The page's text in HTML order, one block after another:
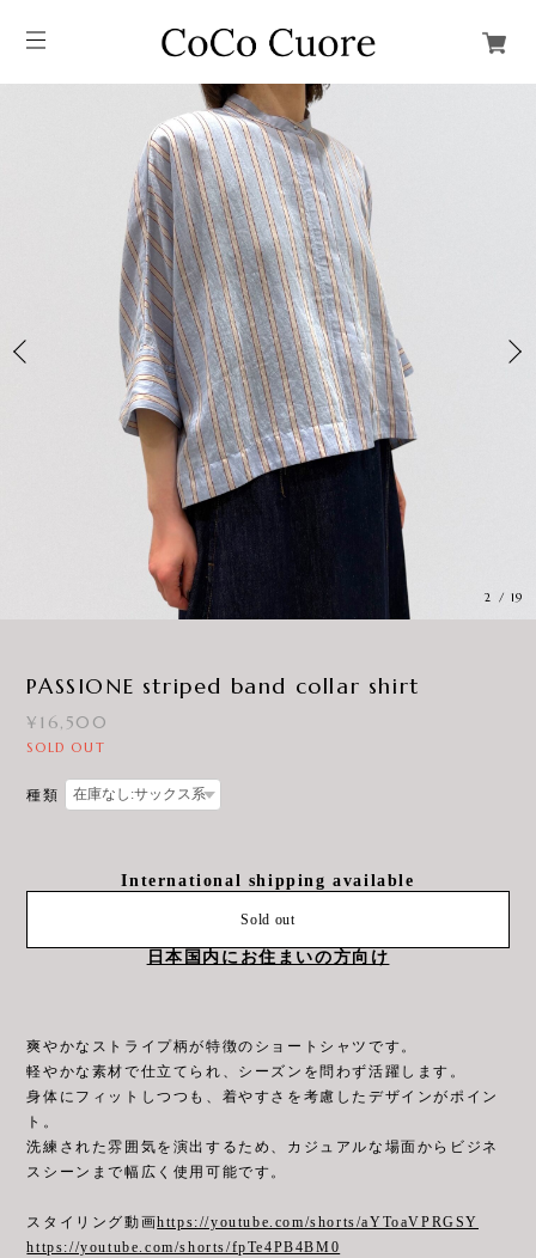
3 / 19
PASSIONE striped band collar shirt
¥16,500
SOLD OUT
種類
International shipping available
Sold out
日本国内にお住まいの方向け
爽やかなストライプ柄が特徴のショートシャツです。
軽やかな素材で仕立てられ、シーズンを問わず活躍します。
身体にフィットしつつも、着やすさを考慮したデザインがポイン
ト。
洗練された雰囲気を演出するため、カジュアルな場面からビジネ
スシーンまで幅広く使用可能です。
スタイリング動画https://youtube.com/shorts/aYToaVPRGSY
https://youtube.com/shorts/fpTe4PB4BM0